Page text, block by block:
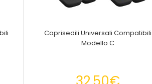
Coprisedili Universali Compatibili
Modello C